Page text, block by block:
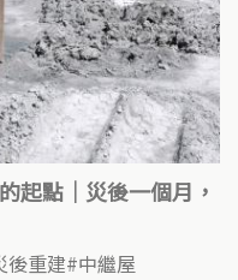
起點｜災後一個月，
後重建 中繼屋